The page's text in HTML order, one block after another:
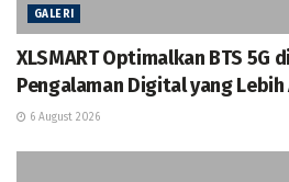
GALERI
XLSMART Optimalkan BTS 5G
Pengalaman Digital yang Lebih
6 August 2026